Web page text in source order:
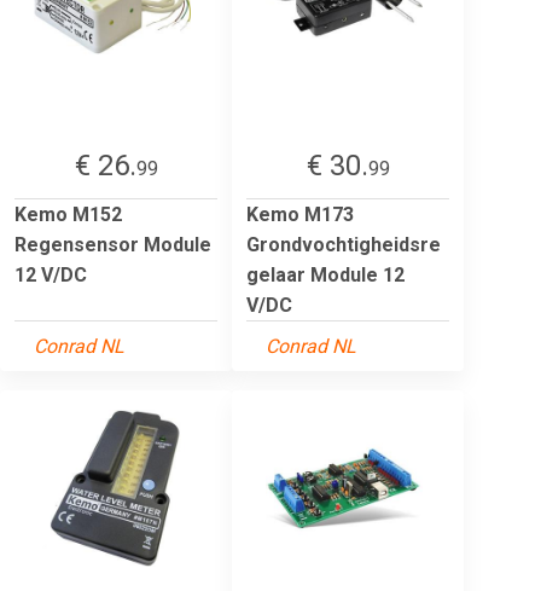
€ 26.99
Kemo M152
Regensensor Module
12 V/DC
Conrad NL
€ 30.99
Kemo M173
Grondvochtigheidsre
gelaar Module 12
V/DC
Conrad NL